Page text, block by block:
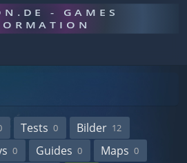
- GAMES
Tests 0 Bilder 12
0 Guides 0 Maps 0